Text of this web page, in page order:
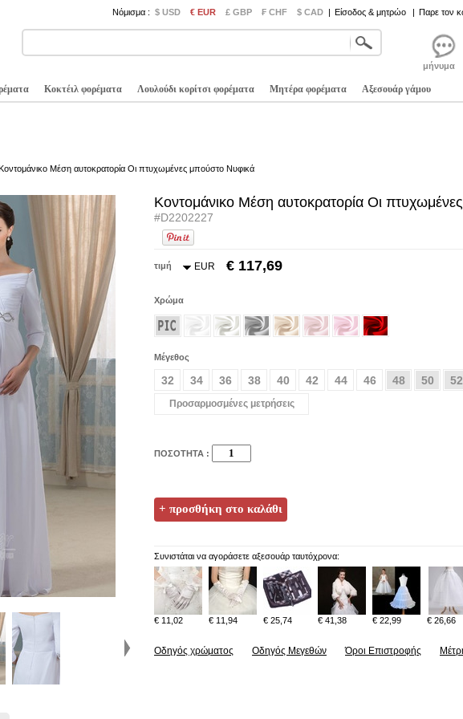
Νόμισμα : $ USD € EUR £ GBP ₣ CHF $ CAD | Είσοδος & μητρώο | Παρε τον
μήνυμα
Κοκτέιλ φορέματα Λουλούδι κορίτσι φορέματα Μητέρα φορέματα Αξεσουάρ γάμου
Μέση αυτοκρατορία Οι πτυχωμένες μπούστο Νυφικά
Κοντομάνικο Μέση αυτοκρατορία Οι
#D2202227
τιμή EUR € 117,69
Χρώμα
Μέγεθος
32 34 36 38 40 42 44 46 48 50 52
Προσαρμοσμένες μετρήσεις
ΠΟΣΟΤΗΤΑ :
Συνιστάται να αγοράσετε αξεσουάρ ταυτόχρονα:
€ 11,02 € 11,94 € 25,74 € 41,38 € 22,99 € 26,66
Οδηγός χρώματος Οδηγός Μεγεθών Όροι Επιστροφής